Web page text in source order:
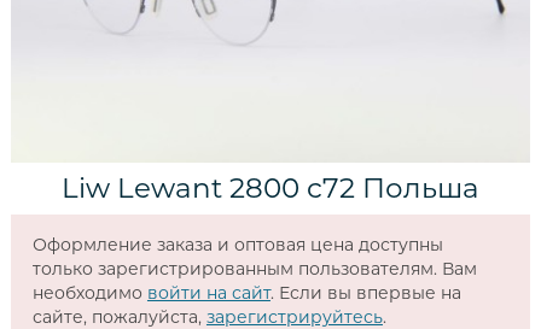
Liw Lewant 2800 c72 Польша
Оформление заказа и оптовая цена доступны
только зарегистрированным пользователям. Вам
необходимо войти на сайт. Если вы впервые на
сайте, пожалуйста, зарегистрируйтесь.